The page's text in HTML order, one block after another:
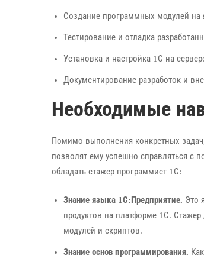
Создание программных модулей на
Тестирование и отладка
Установка и настройка 1С на
Документирование разработок и
Необходимые
Помимо выполнения конкретных
позволят ему успешно справляться
обладать стажер программист 1С:
Знание языка 1С:Предприятие. Это
продуктов на платформе 1С.
модулей и скриптов.
Знание основ программирования.